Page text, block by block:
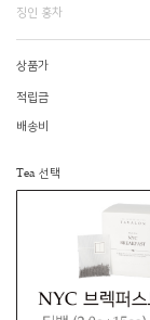
징인 홍차
상품가
적립금
배송비
Tea 선택